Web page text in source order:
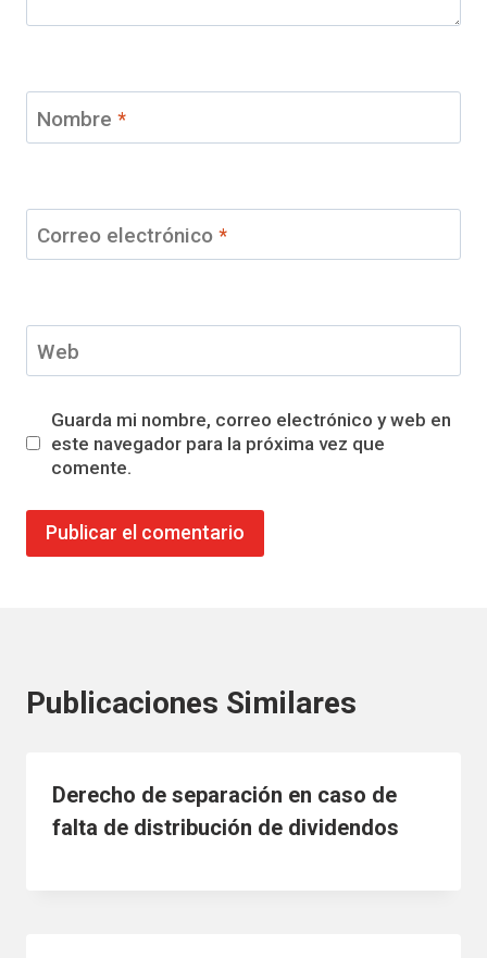
Nombre *
Correo electrónico *
Web
Guarda mi nombre, correo electrónico y web en
este navegador para la próxima vez que
comente.
Publicaciones Similares
Derecho de separación en caso de
falta de distribución de dividendos